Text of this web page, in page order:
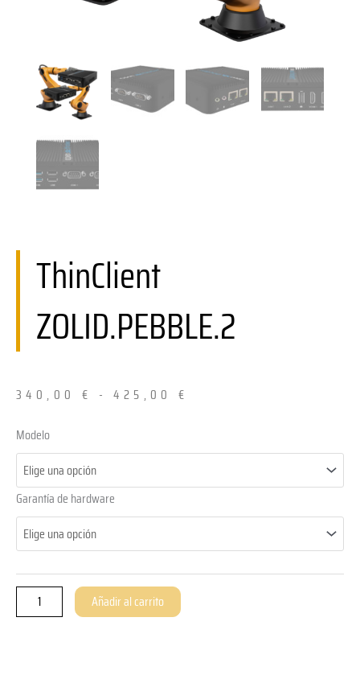
ThinClient
ZOLID.PEBBLE.2
340,00 € -425,00€
Modelo
Garantía de hardware
ThinClient
ZOLID.PEBBLE.2
cantidad
Añadir al carrito